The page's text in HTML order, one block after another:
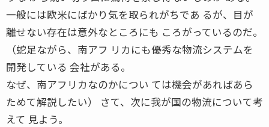
一般には欧米にばかり気を取られがちであ るが、目が
離せない存在は意外なところにも ころがっているのだ。
（蛇足ながら、南アフ リカにも優秀な物流システムを
開発している 会社がある。
なぜ、南アフリカなのかについ ては機会があればあら
ためて解説したい） さて、次に我が国の物流について考
えて 見よう。